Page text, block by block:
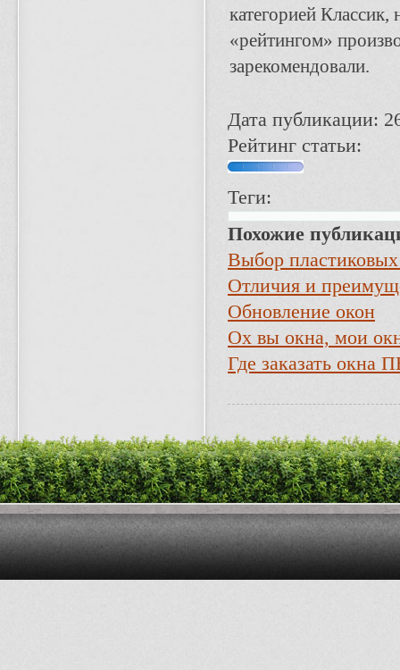
категорией
«рейтингом»
зарекомендовали.
Дата публикации:
Рейтинг статьи:
Теги:
Похожие
Выбор
Отличия и
Обновление окон
Ох вы окна, мои
Где заказать окна